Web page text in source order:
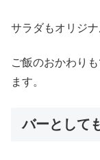
サラダもオリジ
ご飯のおかわり
ます。
バーとして